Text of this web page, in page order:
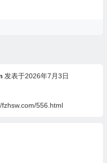
发表于2026年7月3日
fzhsw.com/556.html